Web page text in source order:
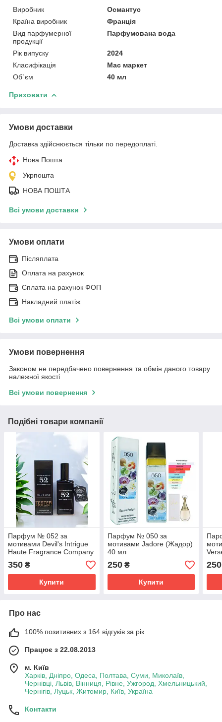
Виробник
Османтус
Країна виробник
Франція
Вид парфумерної
продукції
Парфумована вода
Рік випуску
2024
Класифікація
Мас маркет
Об`єм
40 мл
Приховати
Умови доставки
Доставка здійснюється тільки по передоплаті.
Нова Пошта
Укрпошта
НОВА ПОШТА
Всі умови доставки
Умови оплати
Післяплата
Оплата на рахунок
Сплата на рахунок ФОП
Накладний платіж
Всі умови оплати
Умови повернення
Законом не передбачено повернення та обмін даного товару
належної якості
Всі умови повернення
Подібні товари компанії
Парфум № 052 за
мотивами Devil's Intrigue
Haute Fragrance Company
(От Фрагранс Компані
Девілс Iнтріг) 65 мл
350 ₴
Купити
Парфум № 050 за
мотивами Jadore (Жадор)
40 мл
250₴
Купити
250
Про нас
100% позитивних з 164 відгуків за рік
Працює з 22.08.2013
м. Київ
Харків, Дніпро, Одеса, Полтава, Суми, Миколаїв,
Чернівці, Львів, Вінниця, Рівне, Ужгород, Хмельницький,
Чернігів, Луцьк, Житомир, Київ, Україна
Контакти